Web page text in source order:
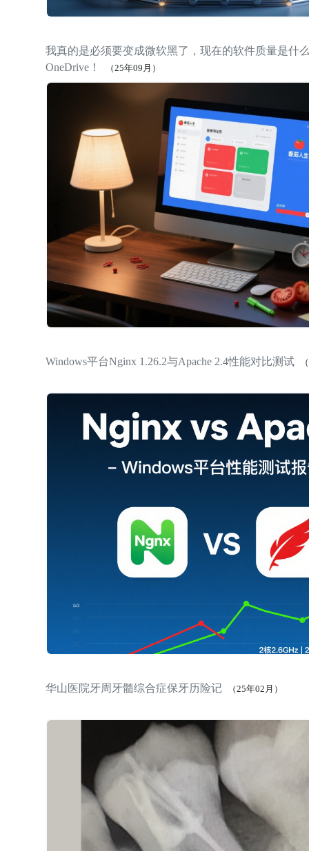
我真的是必须要变成微软黑了，现在的软件质量是什
OneDrive！
（25年09月）
Windows平台Nginx 1.26.2与Apache 2.4性能对比测试
华山医院牙周牙髓综合症保牙历险记 （25年02月）